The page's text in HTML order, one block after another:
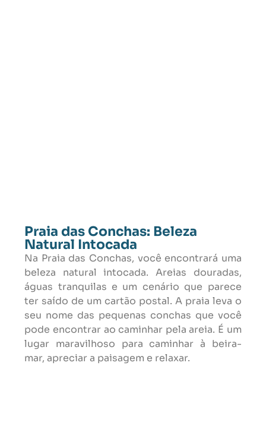
Praia das Conchas: Beleza
Natural Intocada
Na Praia das Conchas, você encontrará uma
beleza natural intocada. Areias douradas,
águas tranquilas e um cenário que parece
ter saído de um cartão postal. A praia leva o
seu nome das pequenas conchas que você
pode encontrar ao caminhar pela areia. É um
lugar maravilhoso para caminhar à beira-
mar, apreciar a paisagem e relaxar.